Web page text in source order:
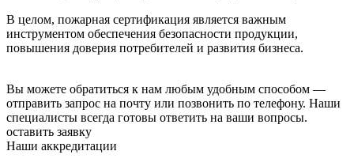
В целом, пожарная сертификация является важным
инструментом обеспечения безопасности продукции,
повышения доверия потребителей и развития бизнеса.
Вы можете обратиться к нам любым удобным способом —
отправить запрос на почту или позвонить по телефону. Наши
специалисты всегда готовы ответить на ваши вопросы.
оставить заявку
Наши аккредитации